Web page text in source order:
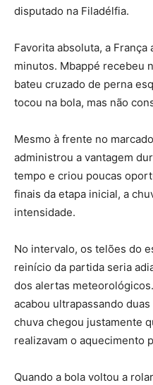
disputado na Filadélfia.
Favorita absoluta, a
minutos. Mbappé recebeu
bateu cruzado de perna
tocou na bola, mas não
Mesmo à frente no
administrou a vantagem
tempo e criou poucas
finais da etapa inicial, a
intensidade.
No intervalo, os telões do
reinício da partida seria
dos alertas
acabou ultrapassando
chuva chegou justamente
realizavam o aquecimento
Quando a bola voltou a